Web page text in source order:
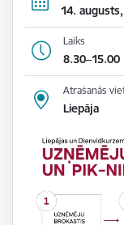
14.
Laiks
8.30–15.00
Atrašanās
Liepāja